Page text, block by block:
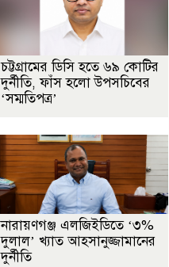
চট্টগ্রামের ডিসি হতে ৬৯ কোটির
দুর্নীতি, ফাঁস হলো উপসচিবের
‘সম্মতিপত্র’
নারায়ণগঞ্জ এলজিইডিতে ‘৩%
দুলাল’ খ্যাত আহসানুজ্জামানের
দুর্নীতি